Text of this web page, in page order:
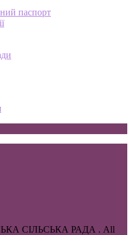
паспорт
СІЛЬСЬКА РАДА . All